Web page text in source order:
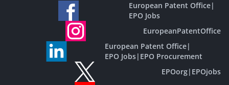
European Patent Office|
EPO Jobs
EuropeanPatentOffice
European Patent Office|
EPO Jobs| EPO Procurement
EPOorg| EPOjobs